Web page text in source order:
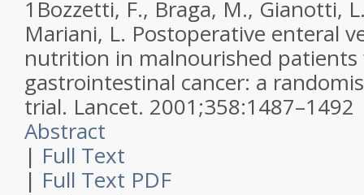
1 Bozzetti, F., Braga, M., Gianotti,
Mariani, L. Postoperative enteral
nutrition in malnourished
gastrointestinal cancer: a
trial. Lancet. 2001;358:1487–1492
Abstract
| Full Text
| Full Text PDF